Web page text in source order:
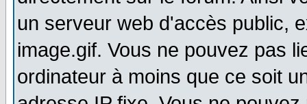
un serveur web d'accès public,
image.gif. Vous ne pouvez pas
ordinateur à moins que ce soit